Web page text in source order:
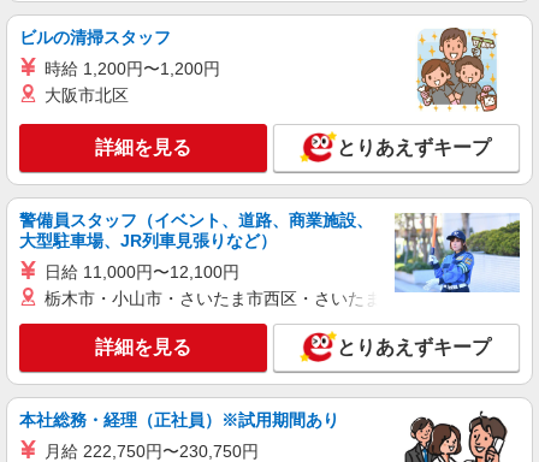
調理師【アルバイト・パート】
時給1,600円以上 試用期間中 時給1,600円以上
(試用期間2ヶ月) 残業が発生した場合、残業代を1
グランダ大森山王 （東京都大田区山王1-40-
22）
キープ 詳細を見る
アルバイト パート
そんぽの家 東六郷
NEW
調理補助スタッフ
時給1290円〜1340円 ※経験等による ★希望収
入がありましたら、ご相談いただければ希望条件
に合うかの確認もいたします。 ★時間外手当別途
支給 ★上記金額は働きがい向上手当を含みます。
★働きがい向上手当※26年6月改定（地域により異
なる） 社会保険加入者は更に＋50円
東京都大田区東六郷1丁目19-1
キープ 詳細を見る
ビルの清掃スタッフ
時給 1,200円〜1,200円
大阪市北区
詳細を見る とりあえずキープ
警備員スタッフ（イベント、道路、商業施設、
大型駐車場、JR列車見張りなど）
日給 11,000円〜12,100円
栃木市・小山市・さいたま市西区・さいたま市岩槻区・久喜市・
詳細を見る とりあえずキープ
本社総務・経理（正社員）※試用期間あり
月給 222,750円〜230,750円